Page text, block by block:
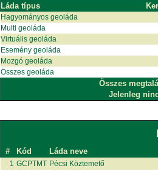
Láda típus
Hagyományos geoláda
Multi geoláda
Virtuális geoláda
Esemény geoláda
Mozgó geoláda
Összes geoláda
Összes
Jelenleg
# Kód Láda neve
1 GCPTMT Pécsi Köztemető